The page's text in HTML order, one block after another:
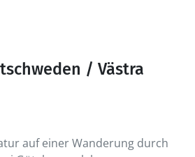
auf einer Wanderung durch
/ Västra